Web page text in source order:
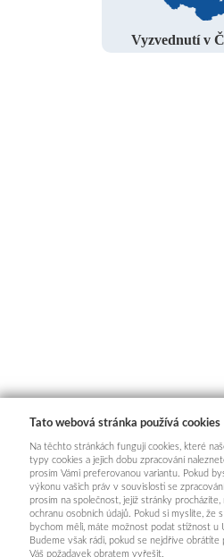
Vyzvednutí v
Tato webová stránka používá cookies
Na těchto stránkách fungují cookies, které
typy cookies a jejich dobu zpracování
prosím Vámi preferovanou variantu. Pokud
výkonu vašich práv v souvislosti se
prosím na společnost, jejíž stránky
ochranu osobních údajů. Pokud si myslíte, že
bychom měli, máte možnost podat stížnost u
Budeme však rádi, pokud se nejdříve obrátíte
Váš požadavek obratem vyřešit.